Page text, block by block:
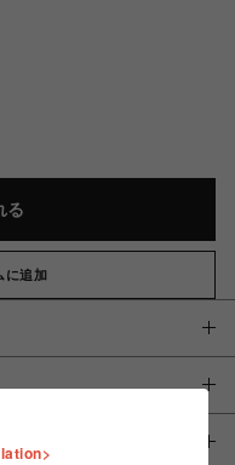
る
に追加